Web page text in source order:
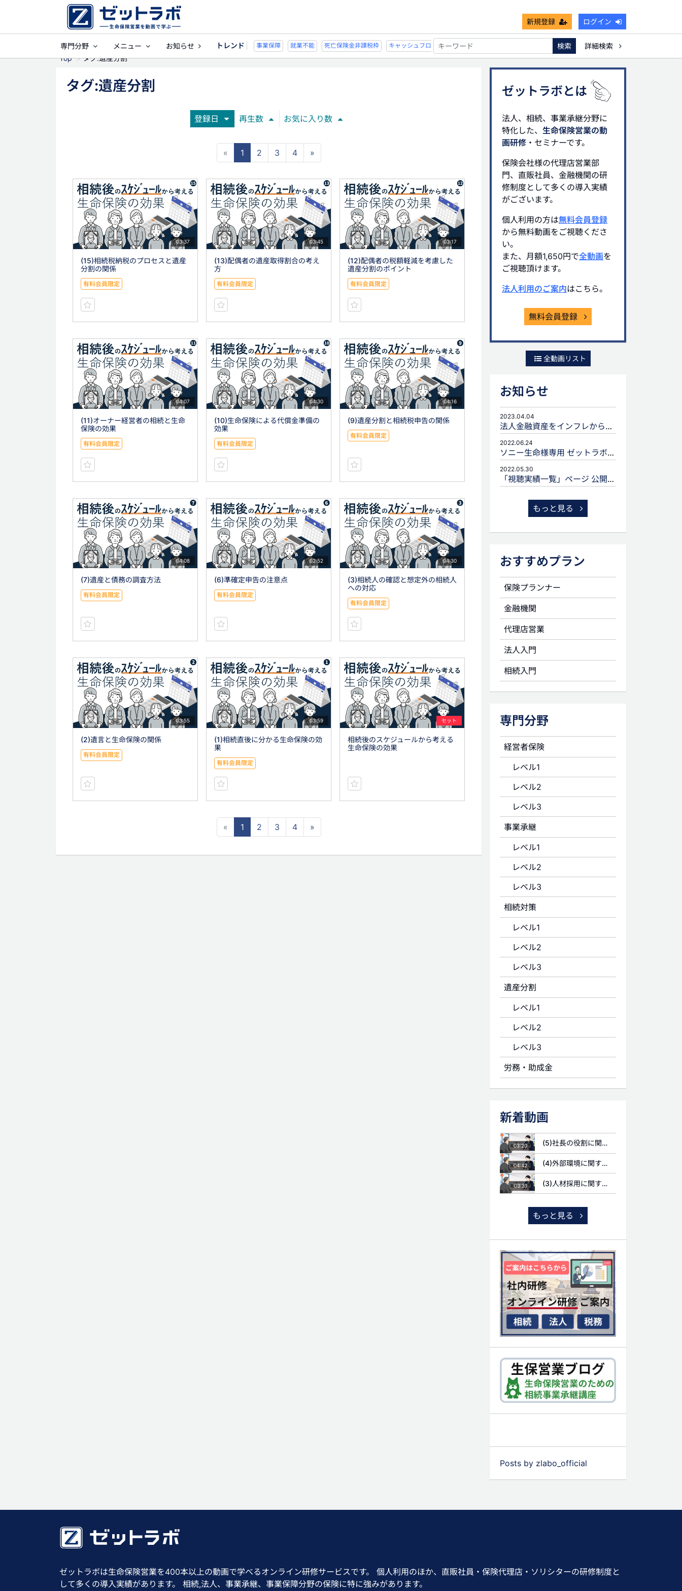
新規登録 ログイン
専門分野 メニュー お知らせ トレンド
事業保障 就業不能 死亡保険金非課税枠 キャッシュフロー 宗教法人 事業保障 就業不能 死亡保険金非課税枠 キャッシュフロー 宗教法人
検索
詳細検索
Top
タグ:遺産分割
タグ:遺産分割
登録日 再生数 お気に入り数
« 1 2 3 4 »
03:37
(15)相続税納税のプロセスと遺産
分割の関係
有料会員限定
03:45
(13)配偶者の遺産取得割合の考え
方
有料会員限定
03:17
(12)配偶者の税額軽減を考慮した
遺産分割のポイント
有料会員限定
04:07
(11)オーナー経営者の相続と生命
保険の効果
有料会員限定
04:30
(10)生命保険による代償金準備の
効果
有料会員限定
04:16
(9)遺産分割と相続税申告の関係
有料会員限定
04:08
(7)遺産と債務の調査方法
有料会員限定
02:52
(6)準確定申告の注意点
有料会員限定
04:30
(3)相続人の確認と想定外の相続人
への対応
有料会員限定
03:55
(2)遺言と生命保険の関係
有料会員限定
03:59
(1)相続直後に分かる生命保険の効
果
有料会員限定
セット
相続後のスケジュールから考える
生命保険の効果
« 1 2 3 4 »
ゼットラボとは
法人、相続、事業承継分野に
特化した、 生命保険営業の動
画研修 ・セミナーです。
保険会社様の代理店営業部
門、直販社員、金融機関の研
修制度として多くの導入実績
がございます。
個人利用の方は無料会員登録
から無料動画をご視聴くださ
い。
また、月額1,650円で全動画を
ご視聴頂けます。
法人利用のご案内はこちら。
無料会員登録
全動画リスト
お知らせ
2023.04.04
法人金融資産をインフレから守るための生命保険活用
2022.06.24
ソニー生命様専用 ゼットラボforLIFEPLANNERのご案内
2022.05.30
「視聴実績一覧」ページ 公開のお知らせ
もっと見る
おすすめプラン
保険プランナー
金融機関
代理店営業
法人入門
相続入門
専門分野
経営者保険
レベル1
レベル2
レベル3
事業承継
レベル1
レベル2
レベル3
相続対策
レベル1
レベル2
レベル3
遺産分割
レベル1
レベル2
レベル3
労務・助成金
新着動画
03:20 (5)社長の役割に関する質問
04:42 (4)外部環境に関する質問
03:31 (3)人材採用に関する質問
もっと見る
Posts by zlabo_official
ゼットラボは生命保険営業を400本以上の動画で学べるオンライン研修サービスです。 個人利用のほか、直販社員・保険代理店・ソリシターの研修制度と
して多くの導入実績があります。 相続,法人、事業承継、事業保障分野の保険に特に強みがあります。